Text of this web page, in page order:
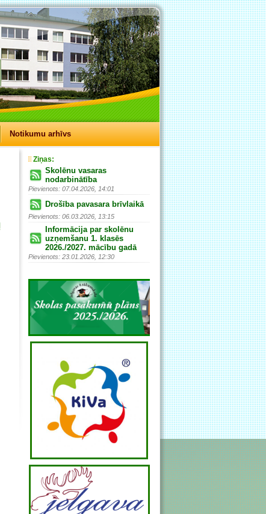
Notikumu arhīvs
Ziņas:
Skolēnu vasaras
nodarbinātība
Pievienots: 07.04.2026, 14:01
Drošība pavasara brīvlaikā
Pievienots: 06.03.2026, 13:15
Informācija par skolēnu
uzņemšanu 1. klasēs
2026./2027. mācību gadā
Pievienots: 23.01.2026, 12:30